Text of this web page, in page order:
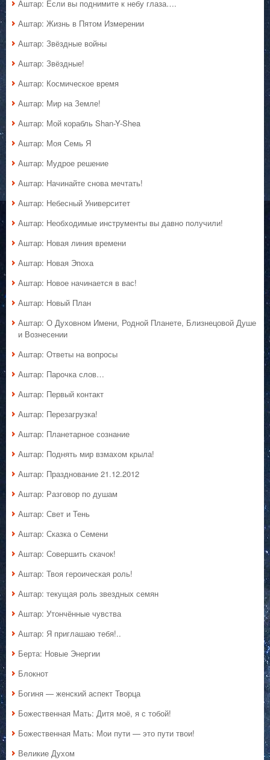
Аштар: Если вы поднимите к небу глаза….
Аштар: Жизнь в Пятом Измерении
Аштар: Звёздные войны
Аштар: Звёздные!
Аштар: Космическое время
Аштар: Мир на Земле!
Аштар: Мой корабль Shan-Y-Shea
Аштар: Моя Семь Я
Аштар: Мудрое решение
Аштар: Начинайте снова мечтать!
Аштар: Небесный Университет
Аштар: Необходимые инструменты вы давно получили!
Аштар: Новая линия времени
Аштар: Новая Эпоха
Аштар: Новое начинается в вас!
Аштар: Новый План
Аштар: О Духовном Имени, Родной Планете, Близнецовой Душе
и Вознесении
Аштар: Ответы на вопросы
Аштар: Парочка слов…
Аштар: Первый контакт
Аштар: Перезагрузка!
Аштар: Планетарное сознание
Аштар: Поднять мир взмахом крыла!
Аштар: Празднование 21.12.2012
Аштар: Разговор по душам
Аштар: Свет и Тень
Аштар: Сказка о Семени
Аштар: Совершить скачок!
Аштар: Твоя героическая роль!
Аштар: текущая роль звездных семян
Аштар: Утончённые чувства
Аштар: Я приглашаю тебя!..
Берта: Новые Энергии
Блокнот
Богиня — женский аспект Творца
Божественная Мать: Дитя моё, я с тобой!
Божественная Мать: Мои пути — это пути твои!
Великие Духом